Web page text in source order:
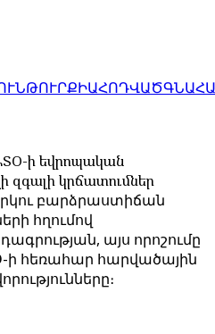
ԹՈՒՐՔԻԱՀՈԴՎԱԾ
ի եվրոպական
զգալի կրճատումներ
բարձրաստիճան
հղումով
այս որոշումը
հեռահար հարվածային